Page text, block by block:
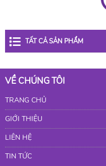
TẤT CẢ SẢN PHẨM
VỀ CHÚNG TÔI
TRANG CHỦ
GIỚI THIỆU
LIÊN HỆ
TIN TỨC